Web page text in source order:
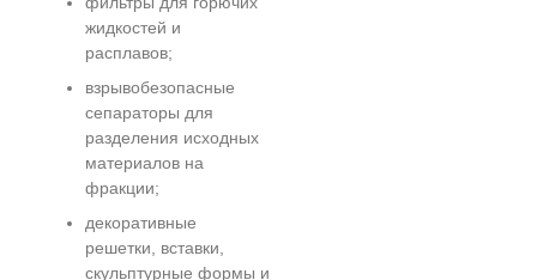
жидкостей и
расплавов;
взрывобезопасные
сепараторы для
разделения исходных
материалов на
фракции;
декоративные
решетки, вставки,
скульптурные формы и